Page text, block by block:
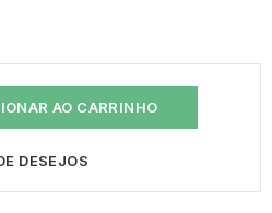
AO CARRINHO
DESEJOS